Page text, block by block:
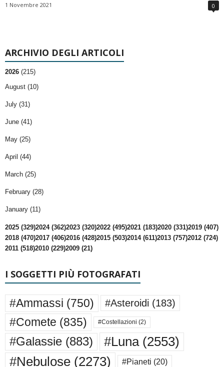
1 Novembre 2021 0
ARCHIVIO DEGLI ARTICOLI
2026 (215)
August (10)
July (31)
June (41)
May (25)
April (44)
March (25)
February (28)
January (11)
2025 (329)2024 (362)2023 (320)2022 (495)2021 (183)2020 (331)2019 (407)
2018 (470)2017 (406)2016 (428)2015 (503)2014 (611)2013 (757)2012 (724)
2011 (518)2010 (229)2009 (21)
I SOGGETTI PIÙ FOTOGRAFATI
#Ammassi (750) #Asteroidi (183)
#Comete (835) #Costellazioni (2)
#Galassie (883) #Luna (2553)
#Nebulose (2273) #Pianeti (20)